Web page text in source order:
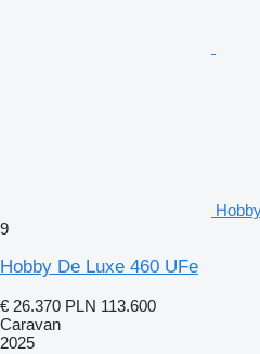
9
Hobby De Luxe 460 UFe
€ 26.370 PLN 113.600
Caravan
2025